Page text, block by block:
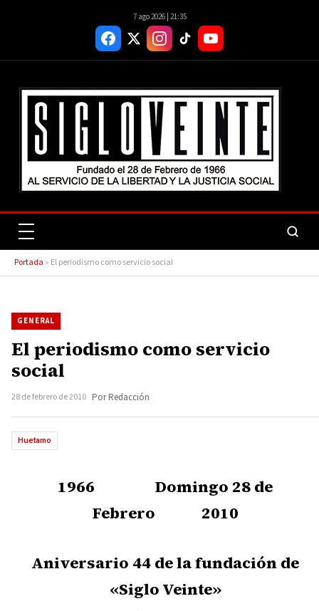
7 ago 2026 | 21:35
Portada » El periodismo como servicio social
GENERAL
El periodismo como servicio
social
28 de febrero de 2010 Por Redacción
Huetamo
1966 Domingo 28 de
Febrero 2010
Aniversario 44 de la fundación de
«Siglo Veinte»